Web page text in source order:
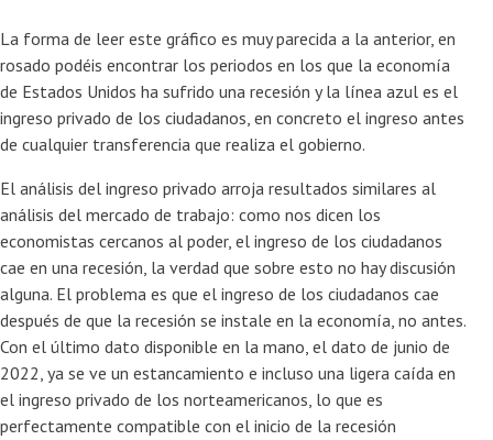
La forma de leer este gráfico es muy parecida a la anterior, en
rosado podéis encontrar los periodos en los que la economía
de Estados Unidos ha sufrido una recesión y la línea azul es el
ingreso privado de los ciudadanos, en concreto el ingreso antes
de cualquier transferencia que realiza el gobierno.
El análisis del ingreso privado arroja resultados similares al
análisis del mercado de trabajo: como nos dicen los
economistas cercanos al poder, el ingreso de los ciudadanos
cae en una recesión, la verdad que sobre esto no hay discusión
alguna. El problema es que el ingreso de los ciudadanos cae
después de que la recesión se instale en la economía, no antes.
Con el último dato disponible en la mano, el dato de junio de
2022, ya se ve un estancamiento e incluso una ligera caída en
el ingreso privado de los norteamericanos, lo que es
perfectamente compatible con el inicio de la recesión